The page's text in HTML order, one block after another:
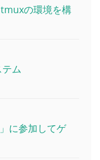
の環境を構
ム
に参加してゲ